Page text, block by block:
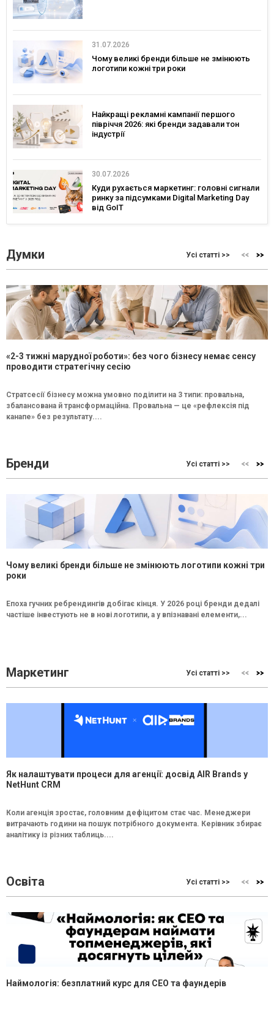
31.07.2026
Чому великі бренди більше не змінюють
логотипи кожні три роки
Найкращі рекламні кампанії першого
півріччя 2026: які бренди задавали тон
індустрії
30.07.2026
Куди рухається маркетинг: головні сигнали
ринку за підсумками Digital Marketing Day
від GoIT
Думки Усі статті >>
«2-3 тижні марудної роботи»: без чого бізнесу немає сенсу
проводити стратегічну сесію
Стратсесії бізнесу можна умовно поділити на 3 типи: провальна,
збалансована й трансформаційна. Провальна — це «рефлексія під
канапе» без результату....
Бренди Усі статті >>
Чому великі бренди більше не змінюють логотипи кожні три
роки
Епоха гучних ребрендингів добігає кінця. У 2026 році бренди дедалі
частіше інвестують не в нові логотипи, а у впізнавані елементи,...
Маркетинг Усі статті >>
Як налаштувати процеси для агенції: досвід AIR Brands у
NetHunt CRM
Коли агенція зростає, головним дефіцитом стає час. Менеджери
витрачають години на пошук потрібного документа. Керівник збирає
аналітику із різних таблиць....
Освіта Усі статті >>
Наймологія: безплатний курс для CEO та фаундерів